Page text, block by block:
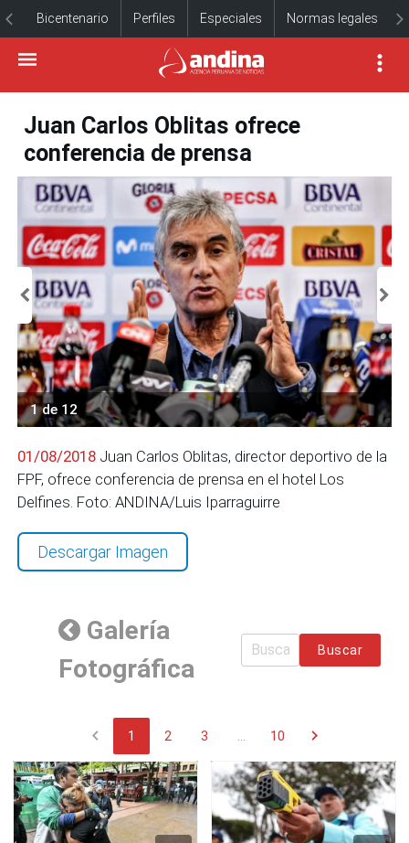
Bicentenario Perfiles Especiales Normas legales
Juan Carlos Oblitas ofrece
conferencia de prensa
1 de 12
01/08/2018 Juan Carlos Oblitas, director deportivo de la
FPF, ofrece conferencia de prensa en el hotel Los
Delfines. Foto: ANDINA/Luis Iparraguirre
Descargar Imagen
Galería
Fotográfica
Buscar
chevron_left 1 2 3 10 chevron_right